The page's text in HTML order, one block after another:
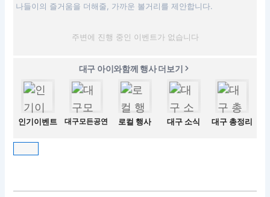
나들이의 즐거움을 더해줄, 가까운 볼거리를 제안합니다.
주변에 진행 중인 이벤트가 없습니다
대구 아이와함께 행사 더보기
인기이벤트 대구모든공연 로컬 행사 대구 소식 대구 총정리